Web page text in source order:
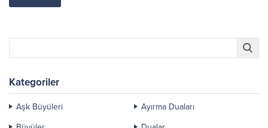
Kategoriler
Aşk Büyüleri
Ayırma Duaları